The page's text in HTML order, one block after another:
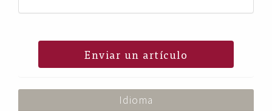
Enviar un artículo
Idioma